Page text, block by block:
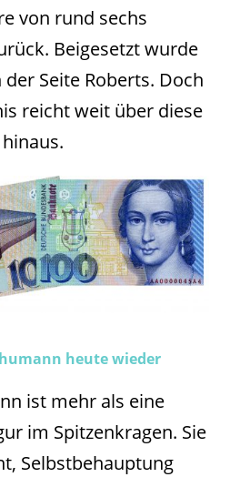
von rund sechs
Beigesetzt wurde
Seite Roberts. Doch
reicht weit über diese
heute wieder
ist mehr als eine
im Spitzenkragen. Sie
Selbstbehauptung